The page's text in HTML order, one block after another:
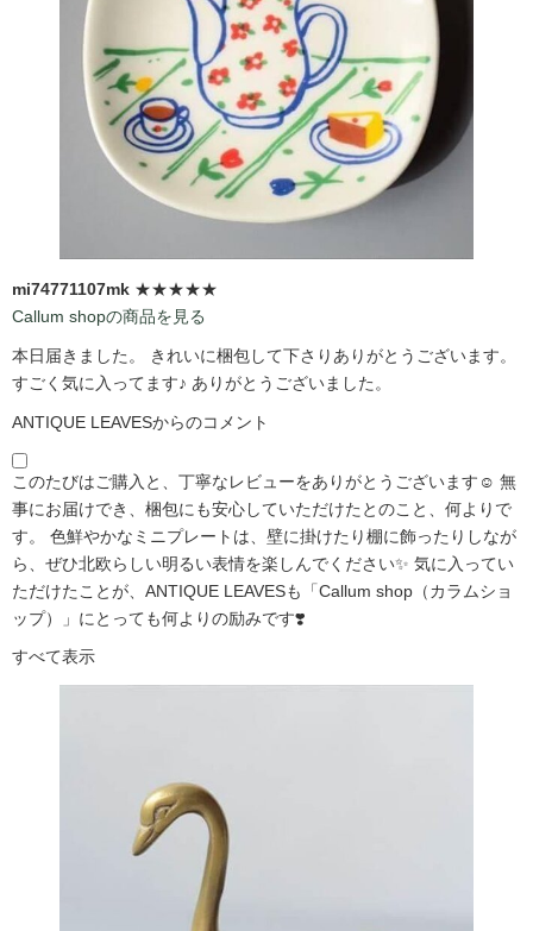
mi74771107mk ★★★★★
Callum shopの商品を見る
本日届きました。 きれいに梱包して下さりありがとうございます。
すごく気に入ってます♪ ありがとうございました。
ANTIQUE LEAVESからのコメント
このたびはご購入と、丁寧なレビューをありがとうございます☺️ 無
事にお届けでき、梱包にも安心していただけたとのこと、何よりで
す。 色鮮やかなミニプレートは、壁に掛けたり棚に飾ったりしなが
ら、ぜひ北欧らしい明るい表情を楽しんでください✨ 気に入ってい
ただけたことが、ANTIQUE LEAVESも「Callum shop（カラムショ
ップ）」にとっても何よりの励みです❣️
すべて表示